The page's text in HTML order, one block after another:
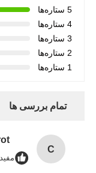
5 ستاره‌ها
4 ستاره‌ها
3 ستاره‌ها
2 ستاره‌ها
1 ستاره‌ها
تمام بررسی ها
C
مفید